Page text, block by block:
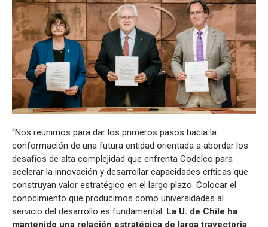
“Nos reunimos para dar los primeros pasos hacia la
conformación de una futura entidad orientada a abordar los
desafíos de alta complejidad que enfrenta Codelco para
acelerar la innovación y desarrollar capacidades críticas que
construyan valor estratégico en el largo plazo. Colocar el
conocimiento que producimos como universidades al
servicio del desarrollo es fundamental. La U. de Chile ha
mantenido una relación estratégica de larga trayectoria